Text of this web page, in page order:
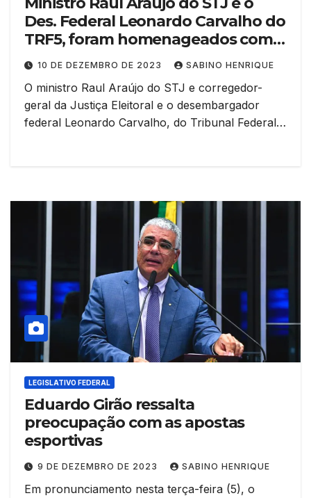
Des. Federal Leonardo Carvalho do
TRF5, foram homenageados com o
Troféu Aroldo Mota
10 DE DEZEMBRO DE 2023 SABINO HENRIQUE
O ministro Raul Araújo do STJ e corregedor-
geral da Justiça Eleitoral e o desembargador
federal Leonardo Carvalho, do Tribunal Federal…
LEGISLATIVO FEDERAL
Eduardo Girão ressalta
preocupação com as apostas
esportivas
9 DE DEZEMBRO DE 2023 SABINO HENRIQUE
Em pronunciamento nesta terça-feira (5), o